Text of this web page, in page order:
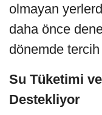
olmayan
daha önce
dönemde
Su Tüketimi
Destekliyor